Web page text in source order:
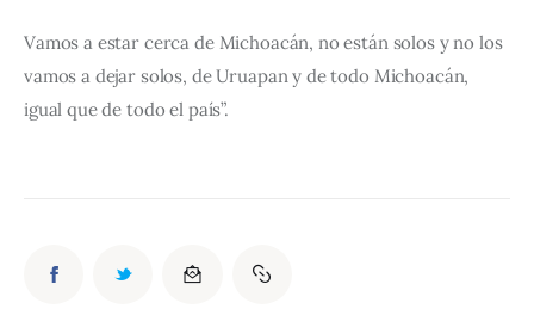
Vamos a estar cerca de Michoacán, no están solos y no los
vamos a dejar solos, de Uruapan y de todo Michoacán,
igual que de todo el país”.